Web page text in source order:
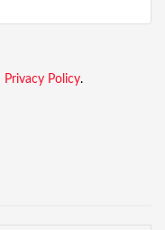
Privacy Policy.